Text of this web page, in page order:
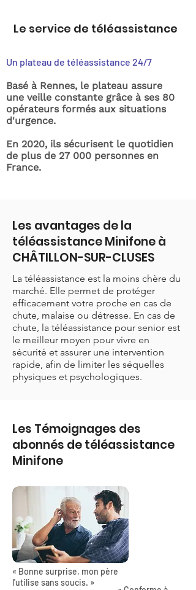
Le service de téléassistance
Un plateau de téléassistance 24/7
Basé à Rennes, le plateau assure
une veille constante grâce à ses 80
opérateurs formés aux situations
d'urgence.
En 2020, ils sécurisent le quotidien
de plus de 27 000 personnes en
France.
Les avantages de la
téléassistance Minifone à
CHÂTILLON-SUR-CLUSES
La téléassistance est la moins chère du
marché. Elle permet de protéger
efficacement votre proche en cas de
chute, malaise ou détresse. En cas de
chute, la téléassistance pour senior est
le meilleur moyen pour vivre en
sécurité et assurer une intervention
rapide, afin de limiter les séquelles
physiques et psychologiques.
Les Témoignages des
abonnés de téléassistance
Minifone
« Bonne surprise, mon père
l'utilise sans soucis. »